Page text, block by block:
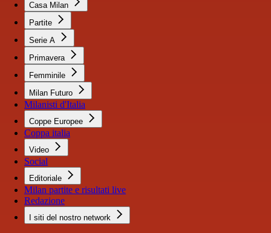
Casa Milan
Partite
Serie A
Primavera
Femminile
Milan Futuro
Milanisti d'Italia
Coppe Europee
Coppa italia
Video
Social
Editoriale
Milan partite e risultati live
Redazione
I siti del nostro network